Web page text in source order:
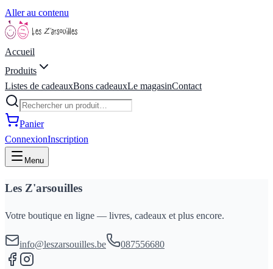
Aller au contenu
Accueil
Produits
Listes de cadeauxBons cadeauxLe magasinContact
Panier
ConnexionInscription
Menu
Les Z'arsouilles
Votre boutique en ligne — livres, cadeaux et plus encore.
info@leszarsouilles.be 087556680